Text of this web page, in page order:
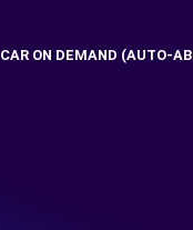
CAR ON DEMAND (AUTO-